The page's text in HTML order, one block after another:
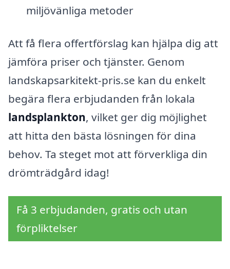
miljövänliga metoder
Att få flera offertförslag kan hjälpa dig att
jämföra priser och tjänster. Genom
landskapsarkitekt-pris.se kan du enkelt
begära flera erbjudanden från lokala
landsplankton, vilket ger dig möjlighet
att hitta den bästa lösningen för dina
behov. Ta steget mot att förverkliga din
drömträdgård idag!
Få 3 erbjudanden, gratis och utan
förpliktelser